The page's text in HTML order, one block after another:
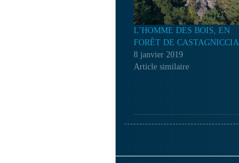
L’HOMME DES BOIS, EN
FORÊT DE CASTAGNICCIA
8 janvier 2019
Article similaire